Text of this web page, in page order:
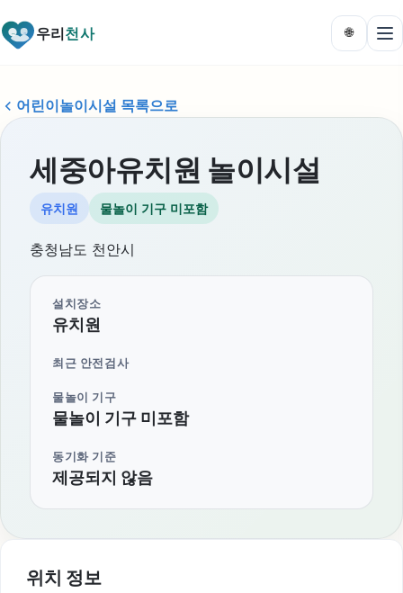
우리천사 🌐
어린이놀이시설 목록으로
세중아유치원 놀이시설
유치원 물놀이 기구 미포함
충청남도 천안시
설치장소
유치원
최근 안전검사
물놀이 기구
물놀이 기구 미포함
동기화 기준
제공되지 않음
위치 정보